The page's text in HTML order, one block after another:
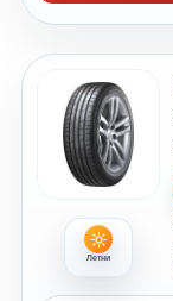
Летни